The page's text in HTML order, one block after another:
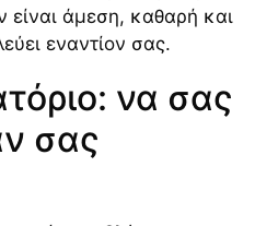
είναι άμεση, καθαρή και
εναντίον σας.
να σας
σας